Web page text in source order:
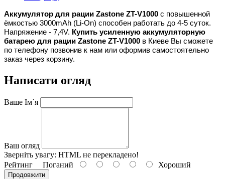
Аккумулятор для рации Zastone ZT-V1000 с повышенной
ёмкостью 3000mAh (Li-On) способен работать до 4-5 суток.
Напряжение - 7,4V. Купить усиленную аккумуляторную
батарею для рации Zastone ZT-V1000 в Киеве Вы сможете
по телефону позвонив к нам или оформив самостоятельно
заказ через корзину.
Написати огляд
Ваше Ім`я
Ваш огляд
Зверніть увагу: HTML не перекладено!
Рейтинг Поганий Хороший
Продовжити